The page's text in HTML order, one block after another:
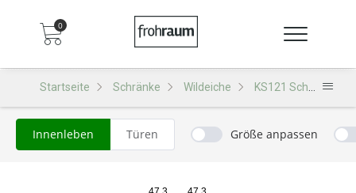
0
Startseite Schränke Wildeiche KS121 Schrank
Innenleben Türen Größe anpassen